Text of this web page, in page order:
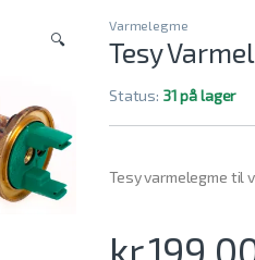
🔍
Varmelegme
Tesy
Status: 31 på lager
Tesy varmelegme til
kr.